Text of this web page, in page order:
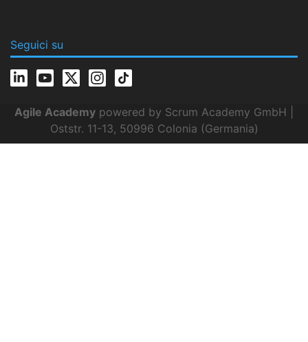
Seguici su
Agile Academy powered by Scrum Academy GmbH |
Oststr. 11-13, 50996 Colonia (Germania)